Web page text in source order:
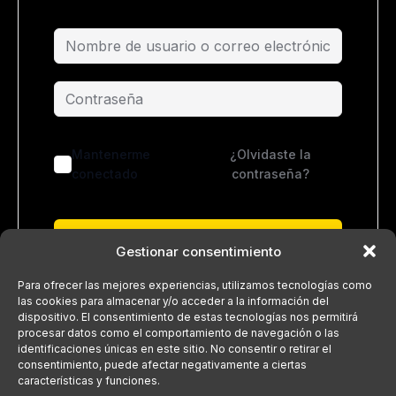
Gestionar consentimiento
Para ofrecer las mejores experiencias, utilizamos tecnologías como
las cookies para almacenar y/o acceder a la información del
dispositivo. El consentimiento de estas tecnologías nos permitirá
procesar datos como el comportamiento de navegación o las
identificaciones únicas en este sitio. No consentir o retirar el
consentimiento, puede afectar negativamente a ciertas
características y funciones.
Mantenerme
conectado
¿Olvidaste la
contraseña?
¿No tienes una cuenta?Regístrate ahora